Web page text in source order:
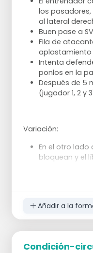
los pasadores,
al lateral
Buen pase a
Fila de
aplastamiento
Intenta
ponlos en la
Después de 5
(jugador 1, 2 y
Variación:
En el otro lado
bloquean y el
Añadir a la
Condición-